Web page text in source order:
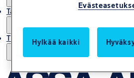
Tarinoita
Tietoja meistäHylkää kaikki